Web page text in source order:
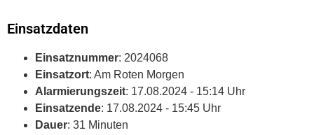
Einsatzdaten
Einsatznummer: 2024068
Einsatzort: Am Roten Morgen
Alarmierungszeit: 17.08.2024 - 15:14 Uhr
Einsatzende: 17.08.2024 - 15:45 Uhr
Dauer: 31 Minuten